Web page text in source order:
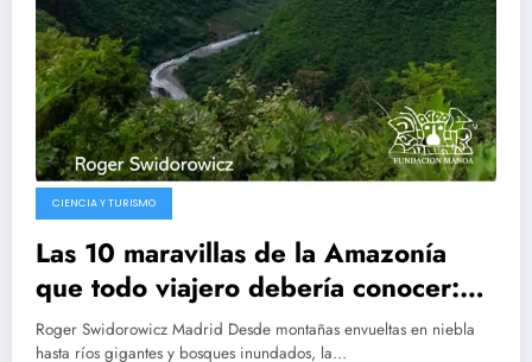
CIENCIA Y TURISMO
Las 10 maravillas de la Amazonía
que todo viajero debería conocer:
naturaleza, biodiversidad, y
Roger Swidorowicz Madrid Desde montañas envueltas en niebla
hasta ríos gigantes y bosques inundados, la…